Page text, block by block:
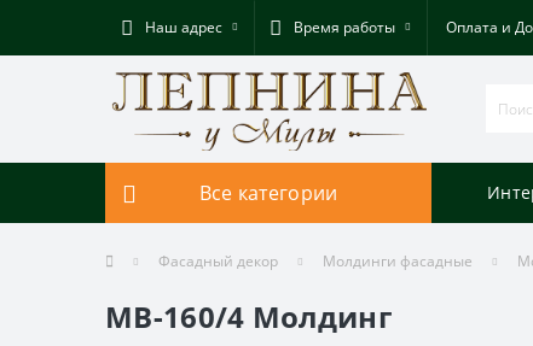
Наш адрес Время работы Оплата и
Все категории
Фасадный декор Молдинги фасадные
МВ-160/4 Молдинг